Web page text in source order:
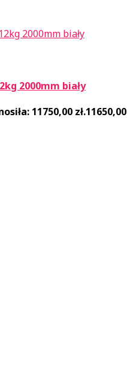
2000mm biały
11750,00 zł.11650,00